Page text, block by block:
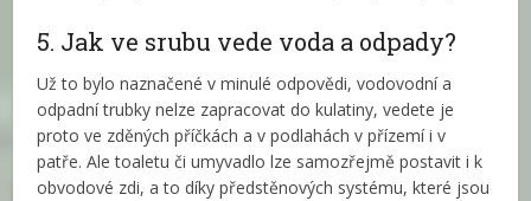
5. Jak ve srubu vede voda a odpady?
Už to bylo naznačené v minulé odpovědi, vodovodní a
odpadní trubky nelze zapracovat do kulatiny, vedete je
proto ve zděných příčkách a v podlahách v přízemí i v
patře. Ale toaletu či umyvadlo lze samozřejmě postavit i k
obvodové zdi, a to díky předstěnových systému, které jsou